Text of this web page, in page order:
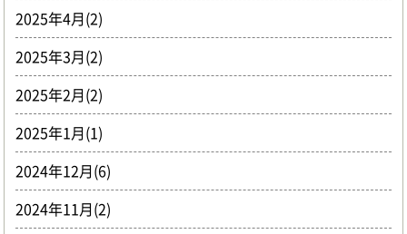
2025年4月(2)
2025年3月(2)
2025年2月(2)
2025年1月(1)
2024年12月(6)
2024年11月(2)